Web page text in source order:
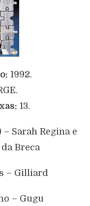
1992.
13.
Sarah Regina e
Breca
– Gilliard
– Gugu